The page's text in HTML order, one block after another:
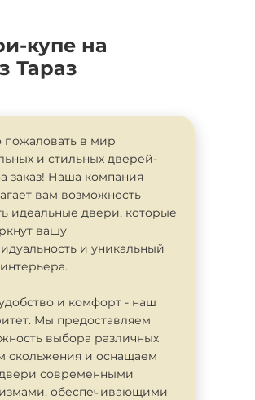
купе на
Тараз
пожаловать в мир
и стильных дверей-
заказ! Наша компания
вам возможность
идеальные двери, которые
вашу
и уникальный
и комфорт - наш
Мы предоставляем
выбора различных
скольжения и оснащаем
современными
обеспечивающими